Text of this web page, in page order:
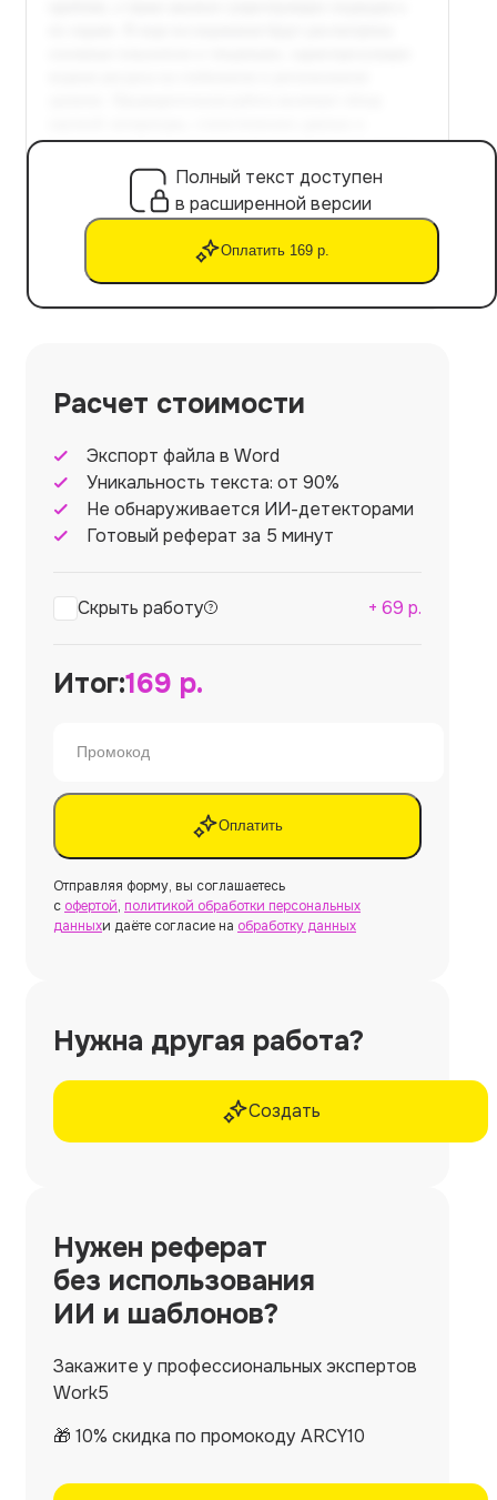
Полный текст доступен
в расширенной версии
Оплатить 169 р.
Расчет стоимости
Экспорт файла в Word
Уникальность текста: от 90%
Не обнаруживается ИИ-детекторами
Готовый реферат за 5 минут
Скрыть работу + 69 р.
Итог:169 р.
Оплатить
Отправляя форму, вы соглашаетесь
с офертой, политикой обработки персональных
данныхи даёте согласие на обработку данных
Нужна другая работа?
Создать
Нужен реферат
без использования
ИИ и шаблонов?
Закажите у профессиональных экспертов
Work5
🎁 10% скидка по промокоду ARCY10